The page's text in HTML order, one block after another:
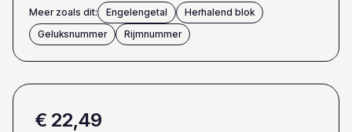
Meer zoals dit: Engelengetal
Herhalend blok
Geluksnummer
Rijmnummer
€ 22,49